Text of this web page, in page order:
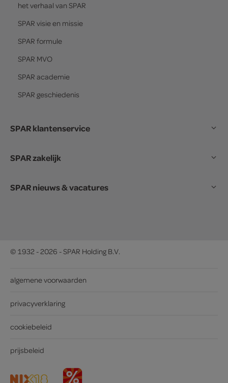
het verhaal van SPAR
SPAR visie en missie
SPAR formule
SPAR MVO
SPAR academie
SPAR geschiedenis
SPAR klantenservice
SPAR zakelijk
SPAR nieuws & vacatures
© 1932 - 2026 - SPAR Holding B.V.
algemene voorwaarden
privacyverklaring
cookiebeleid
prijsbeleid